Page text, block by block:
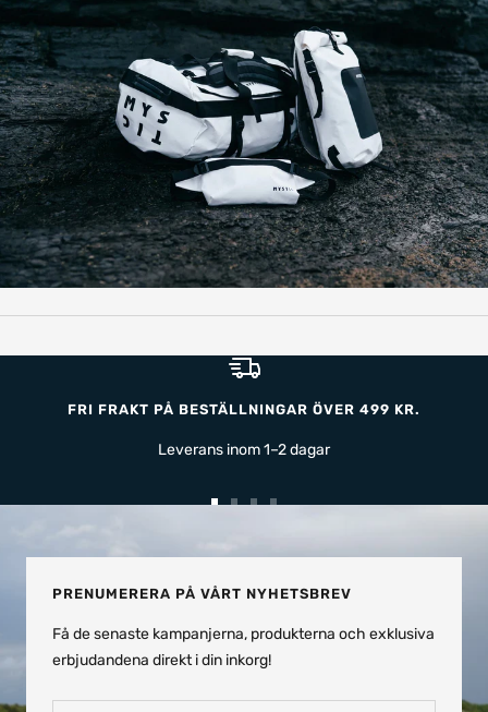
FRI FRAKT PÅ BESTÄLLNINGAR ÖVER 499 KR.
Leverans inom 1–2 dagar
1
2 3 4
PRENUMERERA PÅ VÅRT NYHETSBREV
Få de senaste kampanjerna, produkterna och exklusiva
erbjudandena direkt i din inkorg!